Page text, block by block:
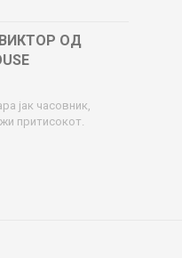
ОД
јак часовник,
притисокот.